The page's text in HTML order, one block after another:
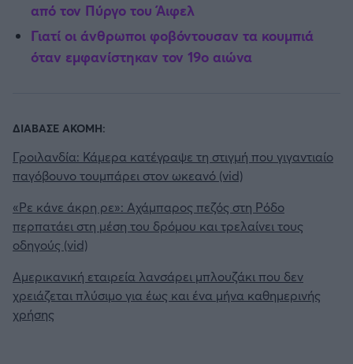
από τον Πύργο του Άιφελ
Γιατί οι άνθρωποι φοβόντουσαν τα κουμπιά
όταν εμφανίστηκαν τον 19ο αιώνα
ΔΙΑΒΑΣΕ ΑΚΟΜΗ:
Γροιλανδία: Κάμερα κατέγραψε τη στιγμή που γιγαντιαίο
παγόβουνο τουμπάρει στον ωκεανό (vid)
«Ρε κάνε άκρη ρε»: Αχάμπαρος πεζός στη Ρόδο
περπατάει στη μέση του δρόμου και τρελαίνει τους
οδηγούς (vid)
Αμερικανική εταιρεία λανσάρει μπλουζάκι που δεν
χρειάζεται πλύσιμο για έως και ένα μήνα καθημερινής
χρήσης